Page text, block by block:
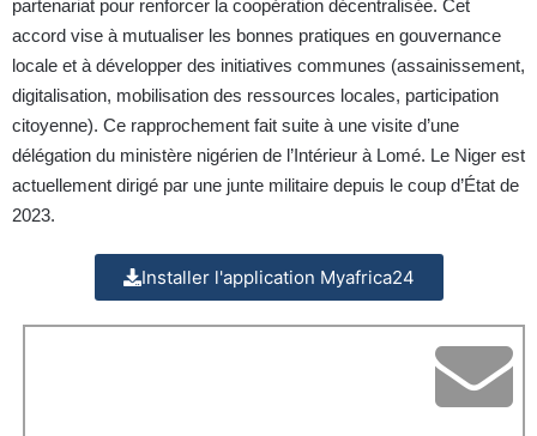
partenariat pour renforcer la coopération décentralisée. Cet
accord vise à mutualiser les bonnes pratiques en gouvernance
locale et à développer des initiatives communes (assainissement,
digitalisation, mobilisation des ressources locales, participation
citoyenne). Ce rapprochement fait suite à une visite d’une
délégation du ministère nigérien de l’Intérieur à Lomé. Le Niger est
actuellement dirigé par une junte militaire depuis le coup d’État de
2023.
Installer l'application Myafrica24